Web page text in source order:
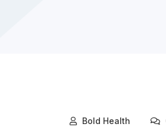
Bold Health